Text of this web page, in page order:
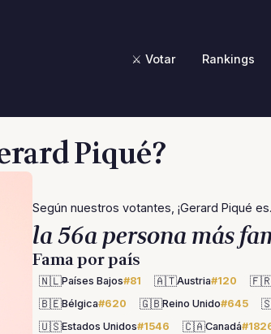
⚔️ Votar Rankings
Piqué?
Según nuestros votantes, ¡Gerard Piqué
la 56a persona más
Fama por país
🇳🇱Países Bajos#81 🇦🇹Austria#120
🇧🇪Bélgica#620 🇬🇧Reino Unido#645
🇺🇸Estados Unidos#1546 🇨🇦Canadá